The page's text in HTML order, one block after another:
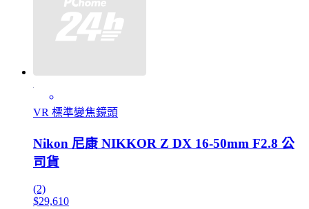
VR 標準變焦鏡頭
Nikon 尼康 NIKKOR Z DX 16-50mm F2.8 公
司貨
(2)
$29,610